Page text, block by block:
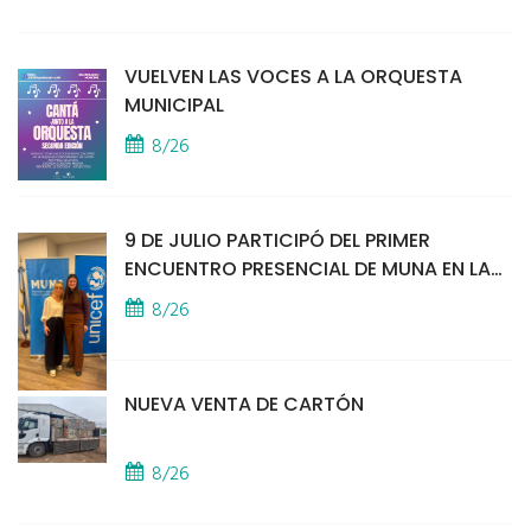
VUELVEN LAS VOCES A LA ORQUESTA
MUNICIPAL
8/26
9 DE JULIO PARTICIPÓ DEL PRIMER
ENCUENTRO PRESENCIAL DE MUNA EN LA
SEDE DE UNICEF
8/26
NUEVA VENTA DE CARTÓN
8/26